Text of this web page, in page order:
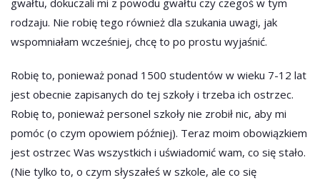
rodzaju. Nie robię tego również dla szukania uwagi, jak
wspomniałam wcześniej, chcę to po prostu wyjaśnić.
Robię to, ponieważ ponad 1500 studentów w wieku 7-12 lat
jest obecnie zapisanych do tej szkoły i trzeba ich ostrzec.
Robię to, ponieważ personel szkoły nie zrobił nic, aby mi
pomóc (o czym opowiem później). Teraz moim obowiązkiem
jest ostrzec Was wszystkich i uświadomić wam, co się stało.
(Nie tylko to, o czym słyszałeś w szkole, ale co się